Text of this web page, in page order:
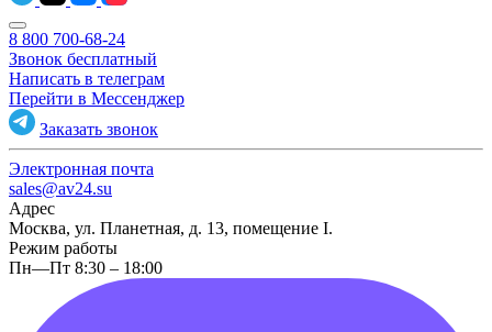
8 800 700-68-24
Звонок бесплатный
Написать в телеграм
Перейти в Мессенджер
Заказать звонок
Электронная почта
sales@av24.su
Адрес
Москва, ул. Планетная, д. 13, помещение I.
Режим работы
Пн—Пт 8:30 – 18:00